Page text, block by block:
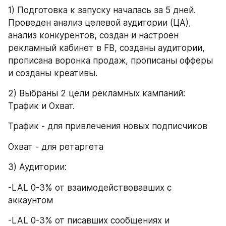
1) Подготовка к запуску началась за 5 дней.
Проведен анализ целевой аудитории (ЦА),
анализ конкурентов, создан и настроен
рекламный кабинет в FB, созданы аудитории,
прописана воронка продаж, прописаны офферы
и созданы креативы.
2) Выбраны 2 цели рекламных кампаний:
Трафик и Охват.
Трафик - для привлечения новых подписчиков
Охват - для ретаргета
3) Аудитории:
-LAL 0-3% от взаимодействовавших с
аккаунтом
-LAL 0-3% от писавших сообщениях и